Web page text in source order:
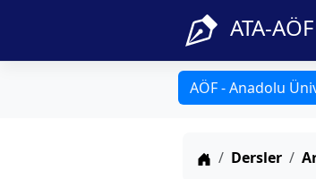
ATA-
AÖF - Anadolu
Anasayfa
Dersler